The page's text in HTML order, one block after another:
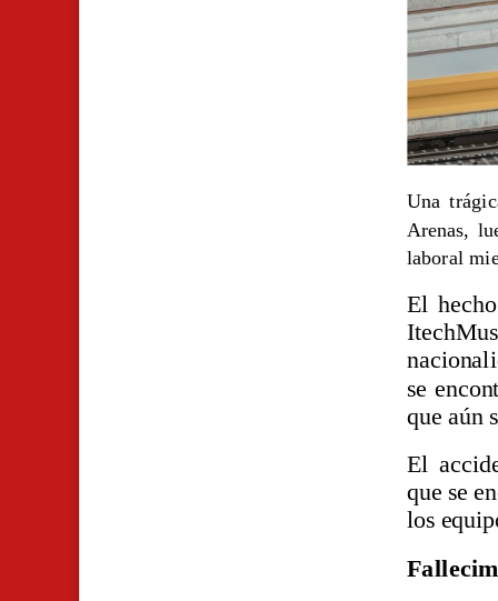
Una
Arenas,
laboral
El
se
que aún
El
que se
los